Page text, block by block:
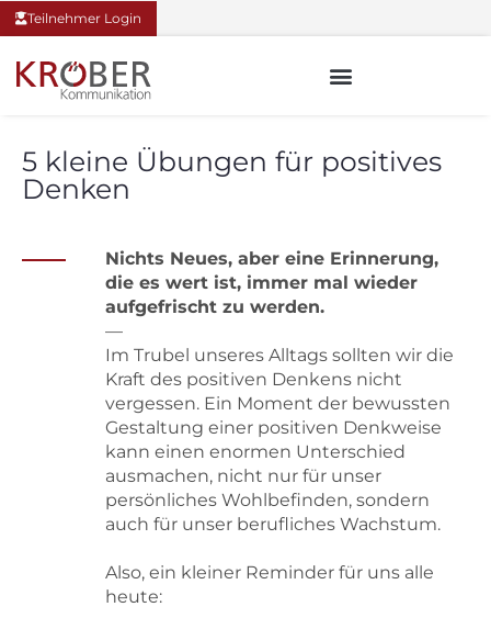
Teilnehmer Login
5 kleine Übungen für positives
Denken
Nichts Neues, aber eine Erinnerung,
die es wert ist, immer mal wieder
aufgefrischt zu werden.
—
Im Trubel unseres Alltags sollten wir die
Kraft des positiven Denkens nicht
vergessen. Ein Moment der bewussten
Gestaltung einer positiven Denkweise
kann einen enormen Unterschied
ausmachen, nicht nur für unser
persönliches Wohlbefinden, sondern
auch für unser berufliches Wachstum.
Also, ein kleiner Reminder für uns alle
heute: